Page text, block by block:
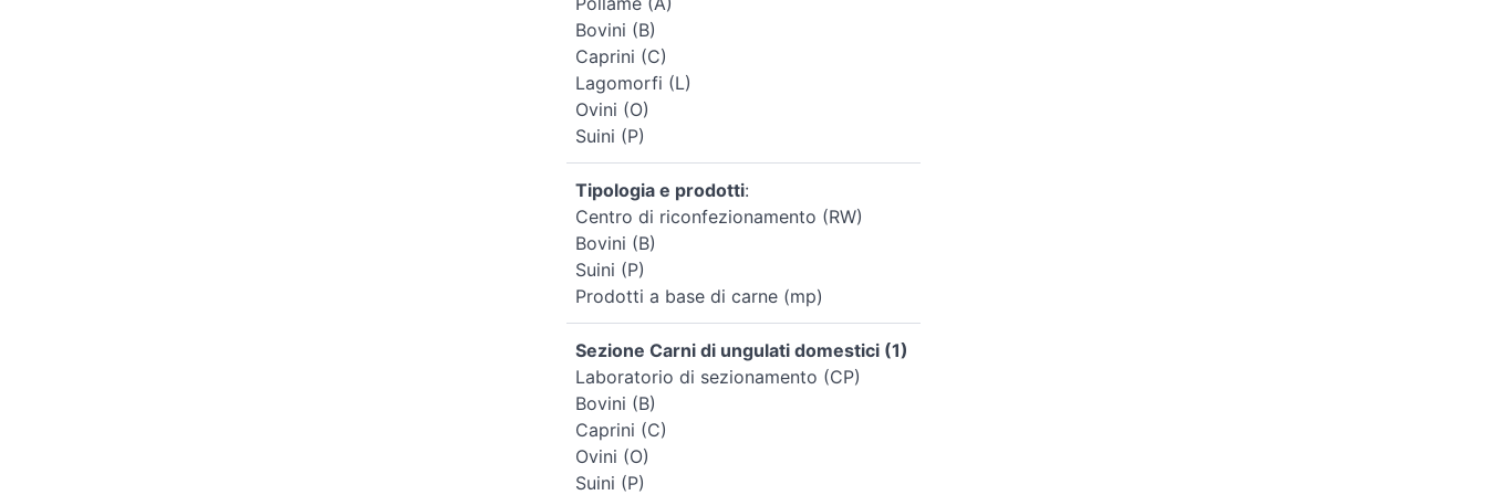
Bovini (B)
Caprini (C)
Lagomorfi (L)
Ovini (O)
Suini (P)
Tipologia e prodotti:
Centro di riconfezionamento (RW)
Bovini (B)
Suini (P)
Prodotti a base di carne (mp)
Sezione Carni di ungulati domestici (1)
Laboratorio di sezionamento (CP)
Bovini (B)
Caprini (C)
Ovini (O)
Suini (P)